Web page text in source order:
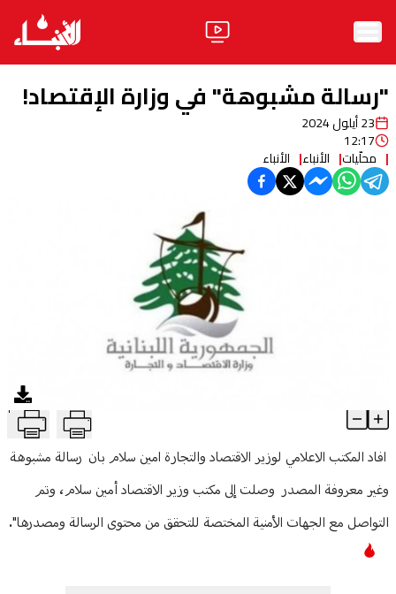
الأخبار
منوعات
آراء
فيديو
"رسالة مشبوهة" في وزارة الإقتصاد!
23 أيلول 2024
12:17
محلّيات الأنباء الأنباء
"رسالة مشبوهة" في وزارة الإقتصاد! T
Article Content
افاد المكتب الاعلامي لوزير الاقتصاد والتجارة امين سلام بان رسالة مشبوهة
وغير معروفة المصدر وصلت إلى مكتب وزير الاقتصاد أمين سلام، وتم
التواصل مع الجهات الأمنية المختصة للتحقق من محتوى الرسالة ومصدرها".